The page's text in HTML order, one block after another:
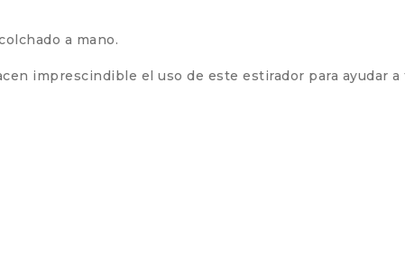
a mano.
imprescindible el uso de este estirador para ayudar a